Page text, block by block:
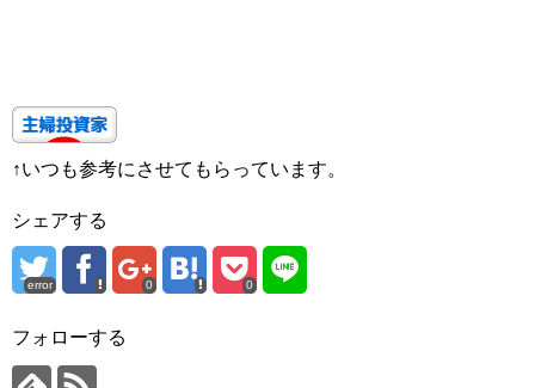
↑いつも参考にさせてもらっています。
シェアする
error 0 0
フォローする